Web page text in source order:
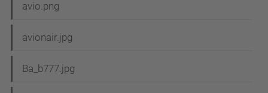
avio.png
avionair.jpg
Ba_b777.jpg